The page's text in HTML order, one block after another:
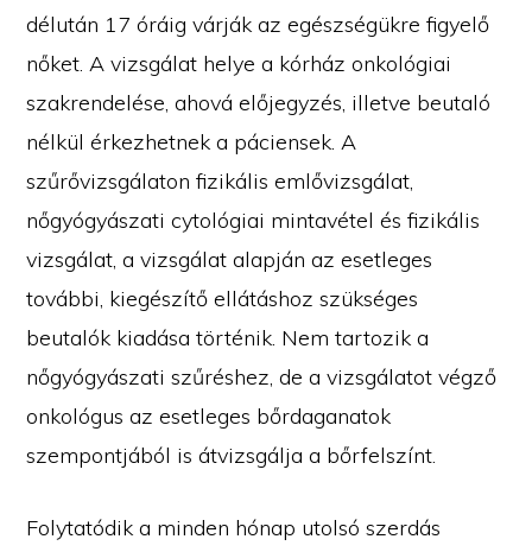
délután 17 óráig várják az egészségükre figyelő
nőket. A vizsgálat helye a kórház onkológiai
szakrendelése, ahová előjegyzés, illetve beutaló
nélkül érkezhetnek a páciensek. A
szűrővizsgálaton fizikális emlővizsgálat,
nőgyógyászati cytológiai mintavétel és fizikális
vizsgálat, a vizsgálat alapján az esetleges
további, kiegészítő ellátáshoz szükséges
beutalók kiadása történik. Nem tartozik a
nőgyógyászati szűréshez, de a vizsgálatot végző
onkológus az esetleges bőrdaganatok
szempontjából is átvizsgálja a bőrfelszínt.
Folytatódik a minden hónap utolsó szerdás